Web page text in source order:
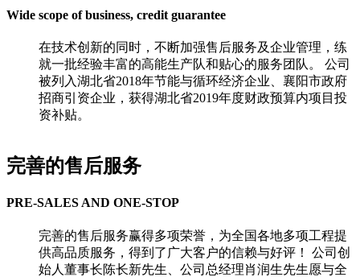
Wide scope of business, credit guarantee
在技术创新的同时，不断加强售后服务及企业管理，练
就一批经验丰富的高能生产队和贴心的服务团队。 公司
被列入湖北省2018年节能与循环经济企业、襄阳市政府
招商引资企业，获得湖北省2019年度财政预算内项目投
资补贴。
完善的售后服务
PRE-SALES AND ONE-STOP
完善的售后服务赢得多项荣誉，为全国各地多项工程提
供高品质服务，得到了广大客户的信赖与好评！ 公司创
始人董事长陈长新先生、公司总经理肖润生先生愿与全